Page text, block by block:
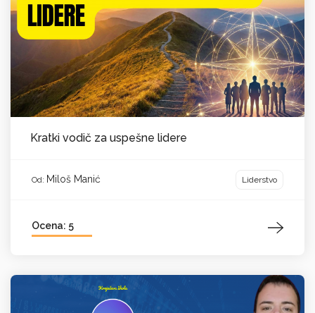
Kratki vodič za uspešne lidere
Od: Miloš Manić Liderstvo
Ocena: 5